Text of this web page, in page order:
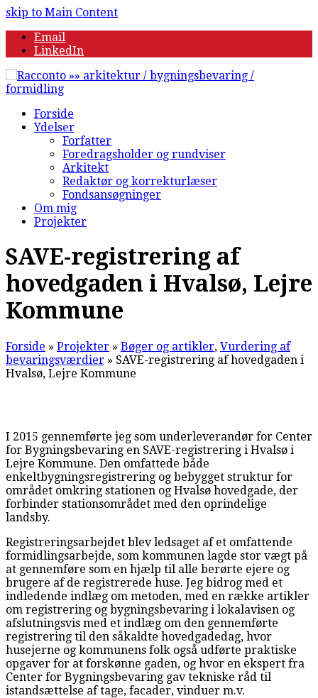
skip to Main Content
Email
LinkedIn
Forside
Ydelser
Forfatter
Foredragsholder og rundviser
Arkitekt
Redaktør og korrekturlæser
Fondsansøgninger
Om mig
Projekter
SAVE-registrering af
hovedgaden i Hvalsø, Lejre
Kommune
Forside » Projekter » Bøger og artikler, Vurdering af
bevaringsværdier » SAVE-registrering af hovedgaden i
Hvalsø, Lejre Kommune
I 2015 gennemførte jeg som underleverandør for Center
for Bygningsbevaring en SAVE-registrering i Hvalsø i
Lejre Kommune. Den omfattede både
enkeltbygningsregistrering og bebygget struktur for
området omkring stationen og Hvalsø hovedgade, der
forbinder stationsområdet med den oprindelige
landsby.
Registreringsarbejdet blev ledsaget af et omfattende
formidlingsarbejde, som kommunen lagde stor vægt på
at gennemføre som en hjælp til alle berørte ejere og
brugere af de registrerede huse. Jeg bidrog med et
indledende indlæg om metoden, med en række artikler
om registrering og bygningsbevaring i lokalavisen og
afslutningsvis med et indlæg om den gennemførte
registrering til den såkaldte hovedgadedag, hvor
husejerne og kommunens folk også udførte praktiske
opgaver for at forskønne gaden, og hvor en ekspert fra
Center for Bygningsbevaring gav tekniske råd til
istandsættelse af tage, facader, vinduer m.v.